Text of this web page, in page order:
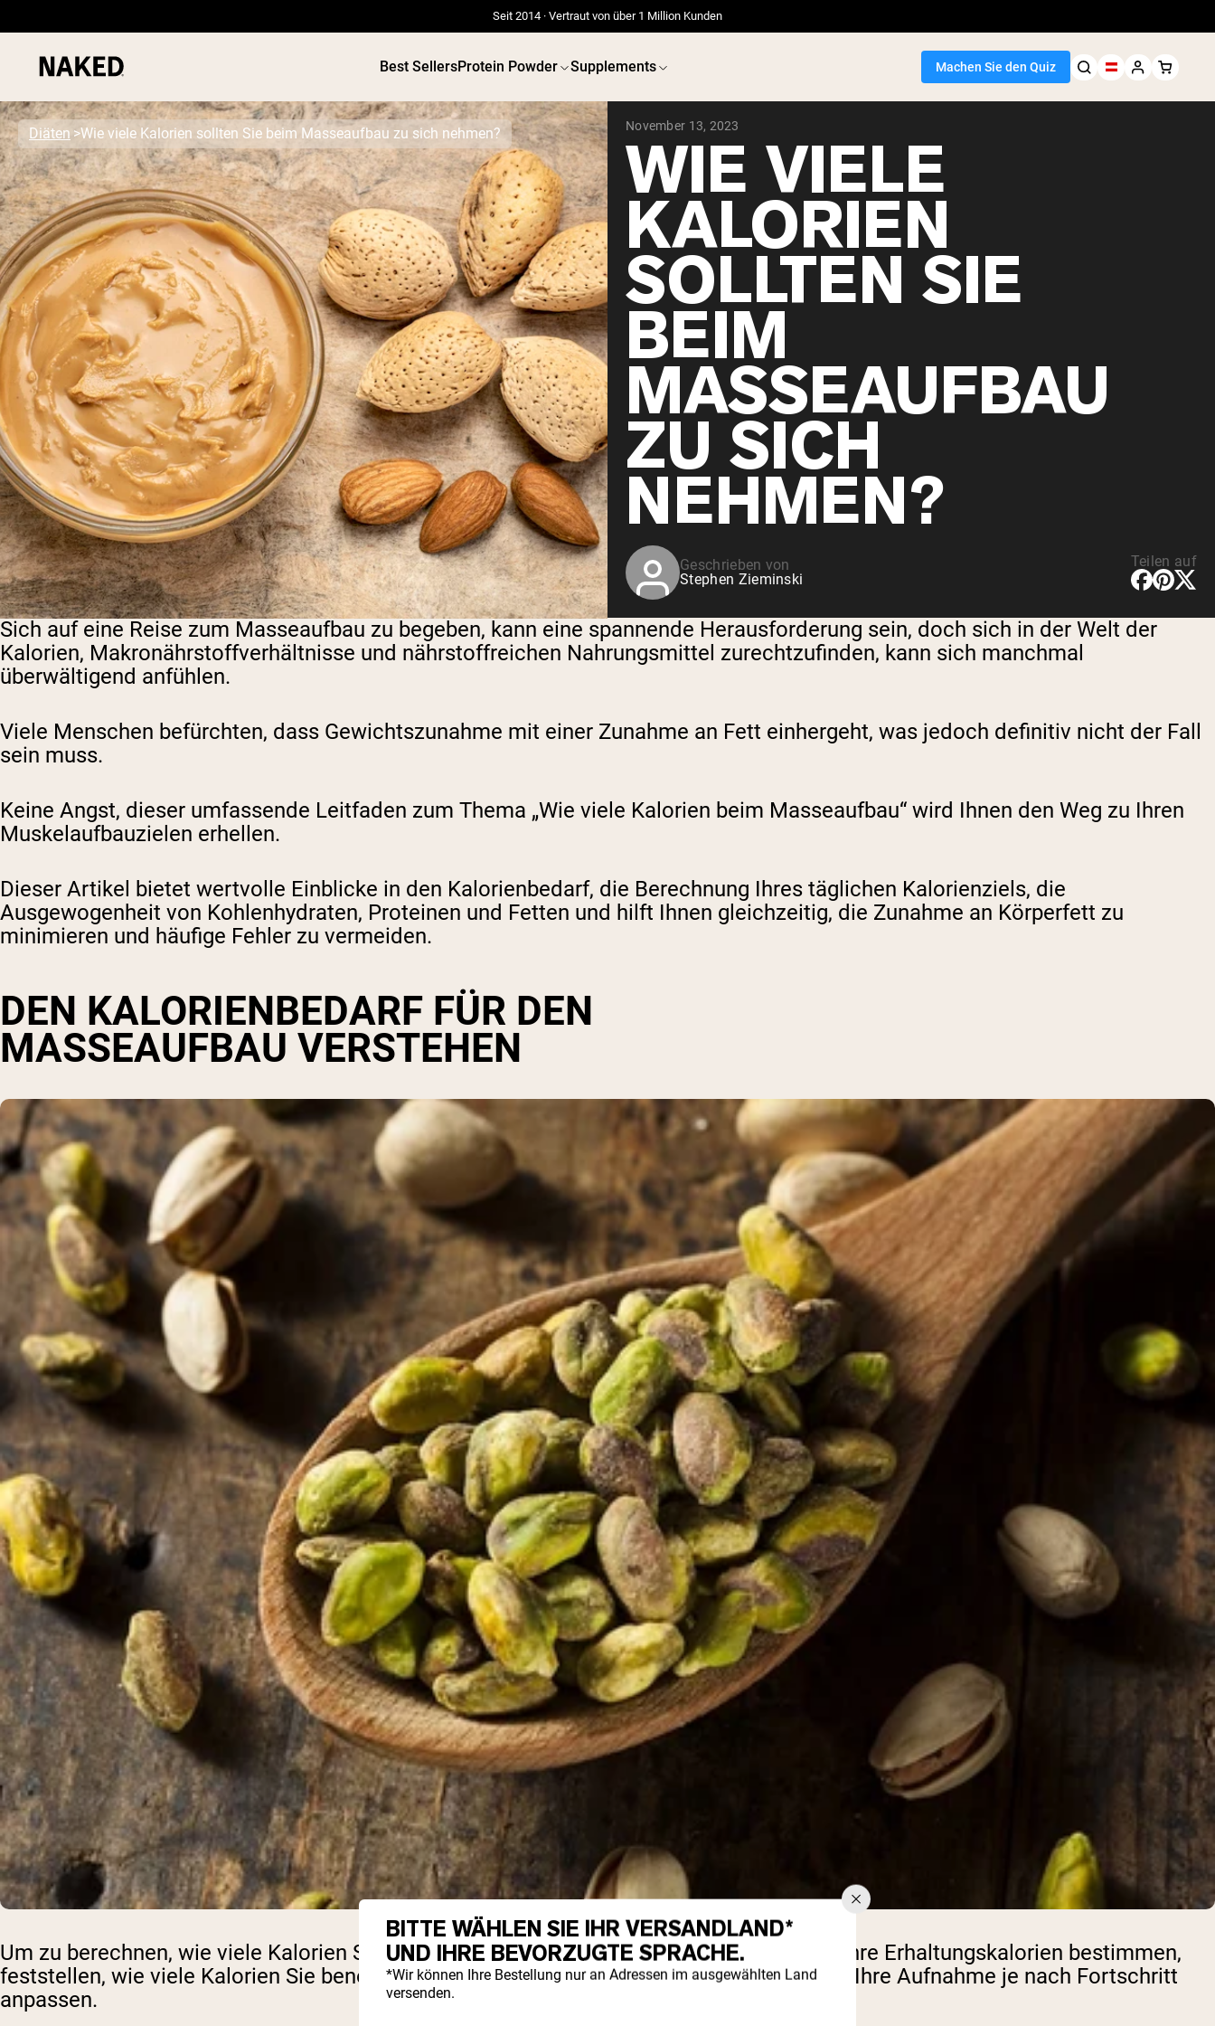
Seit 2014 · Vertraut von über 1 Million Kunden
Best SellersProtein Powder Supplements Machen Sie den Quiz
Beliebte Suchbegriffe
”Protein Powder“
”Overnight Oats“
”Vegan protein“
”Collagen“
”Micellar Casein“
Diäten Wie viele Kalorien sollten Sie beim Masseaufbau zu sich nehmen? November 13, 2023
WIE VIELE
KALORIEN
SOLLTEN SIE
BEIM
MASSEAUFBAU
ZU SICH
NEHMEN?
Geschrieben von
Stephen Zieminski
Teilen auf
Sich auf eine Reise zum Masseaufbau zu begeben, kann eine spannende Herausforderung sein, doch sich in der Welt der
Kalorien, Makronährstoffverhältnisse und nährstoffreichen Nahrungsmittel zurechtzufinden, kann sich manchmal
überwältigend anfühlen.
Viele Menschen befürchten, dass Gewichtszunahme mit einer Zunahme an Fett einhergeht, was jedoch definitiv nicht der Fall
sein muss.
Keine Angst, dieser umfassende Leitfaden zum Thema „Wie viele Kalorien beim Masseaufbau“ wird Ihnen den Weg zu Ihren
Muskelaufbauzielen erhellen.
Dieser Artikel bietet wertvolle Einblicke in den Kalorienbedarf, die Berechnung Ihres täglichen Kalorienziels, die
Ausgewogenheit von Kohlenhydraten, Proteinen und Fetten und hilft Ihnen gleichzeitig, die Zunahme an Körperfett zu
minimieren und häufige Fehler zu vermeiden.
DEN KALORIENBEDARF FÜR DEN
MASSEAUFBAU VERSTEHEN
Um zu berechnen, wie viele Kalorien Sie zum Aufbau von Masse benötigen, müssen Sie Ihre Erhaltungskalorien bestimmen,
feststellen, wie viele Kalorien Sie benötigen, um einen Kalorienüberschuss zu haben, und Ihre Aufnahme je nach Fortschritt
anpassen.
BITTE WÄHLEN SIE IHR VERSANDLAND*
UND IHRE BEVORZUGTE SPRACHE.
*Wir können Ihre Bestellung nur an Adressen im ausgewählten Land
versenden.